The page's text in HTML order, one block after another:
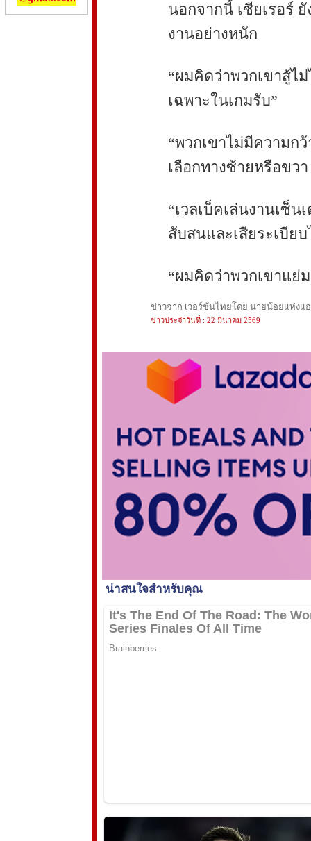
นอกจากนี้ เชียเรอร์
งานอย่างหนัก
“ผมคิดว่าพวกเขาสู้ไ
เฉพาะในเกมรับ”
“พวกเขาไม่มีความก
เลือกทางซ้ายหรือขว
“เวลเบ็คเล่นงานเซ็
สับสนและเสียระเบีย
“ผมคิดว่าพวกเขาแย่
ข่าวจาก เวอร์ชั่นไทยโดย นายน้อยแห่งแ
ข่าวประจำวันที่ : 22 มีนาคม 2569